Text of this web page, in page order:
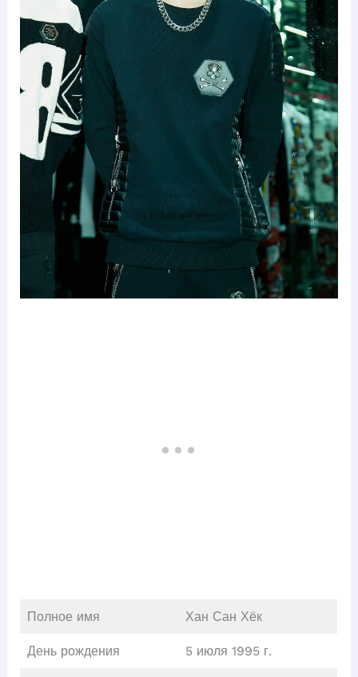
Полное имя Хан Сан Хёк
День рождения 5 июля 1995 г.